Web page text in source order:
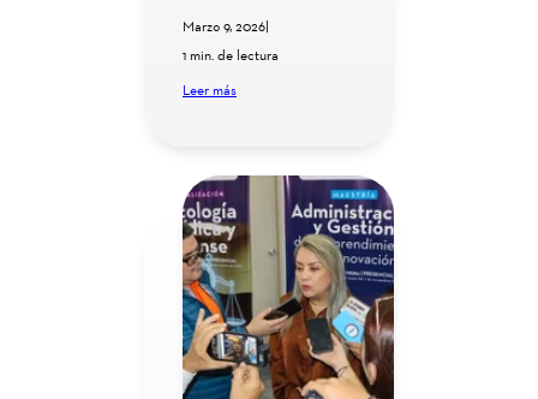
Marzo 9, 2026|
1 min. de lectura
Leer más